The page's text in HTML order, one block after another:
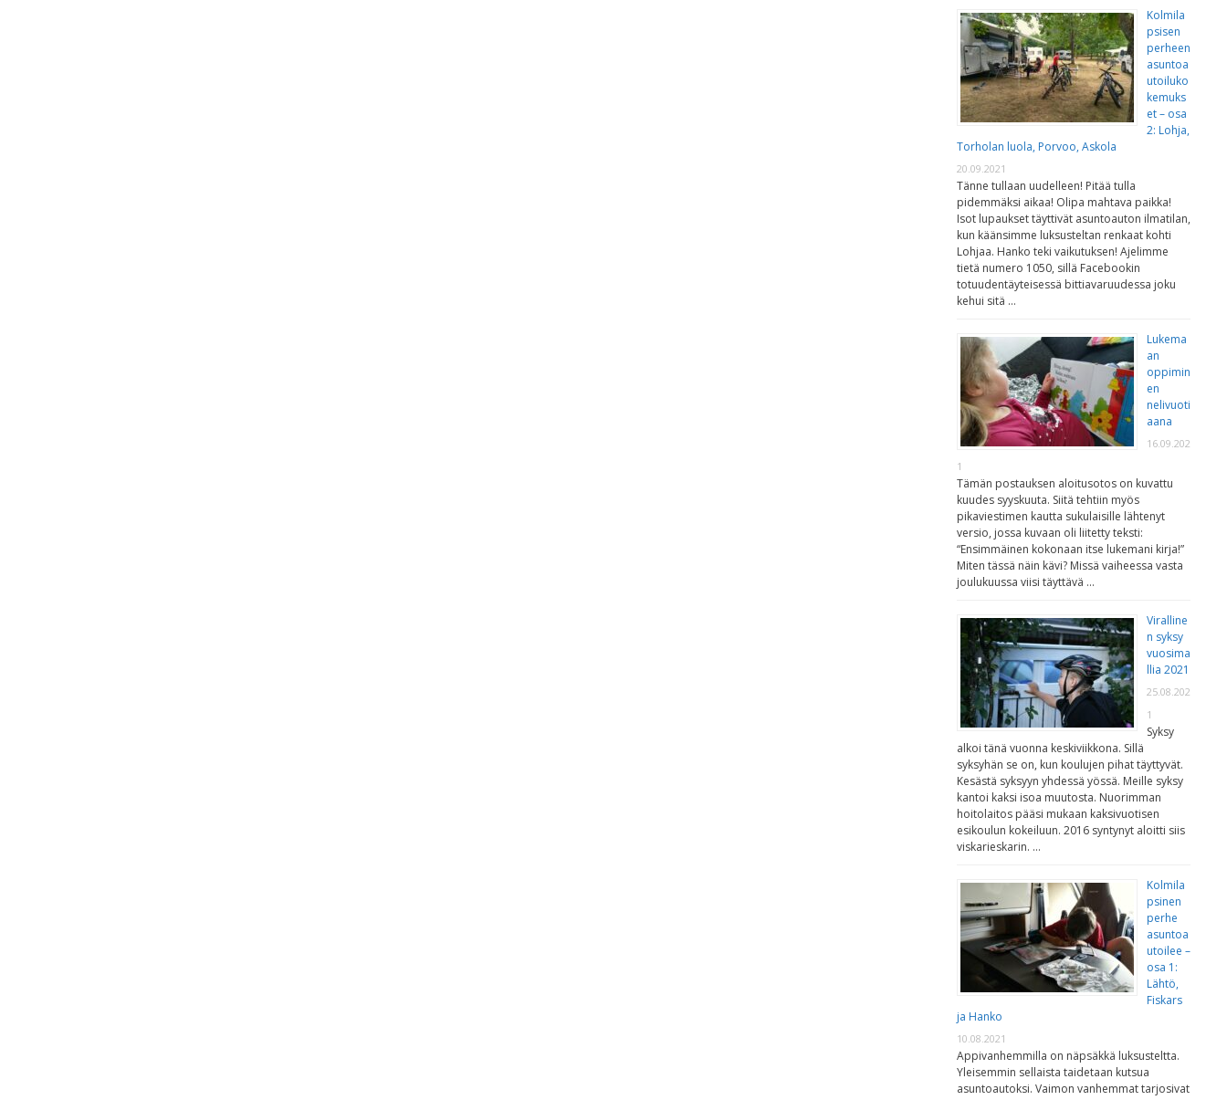
Kolmila
psisen
perheen
asuntoa
utoiluko
kemuks
et – osa
2: Lohja,
Torholan luola, Porvoo, Askola
20.09.2021
Tänne tullaan uudelleen! Pitää tulla
pidemmäksi aikaa! Olipa mahtava paikka!
Isot lupaukset täyttivät asuntoauton ilmatilan,
kun käänsimme luksusteltan renkaat kohti
Lohjaa. Hanko teki vaikutuksen! Ajelimme
tietä numero 1050, sillä Facebookin
totuudentäyteisessä bittiavaruudessa joku
kehui sitä …
Lukema
an
oppimin
en
nelivuoti
aana
16.09.202
1
Tämän postauksen aloitusotos on kuvattu
kuudes syyskuuta. Siitä tehtiin myös
pikaviestimen kautta sukulaisille lähtenyt
versio, jossa kuvaan oli liitetty teksti:
“Ensimmäinen kokonaan itse lukemani kirja!”
Miten tässä näin kävi? Missä vaiheessa vasta
joulukuussa viisi täyttävä …
Viralline
n syksy
vuosima
llia 2021
25.08.202
1
Syksy
alkoi tänä vuonna keskiviikkona. Sillä
syksyhän se on, kun koulujen pihat täyttyvät.
Kesästä syksyyn yhdessä yössä. Meille syksy
kantoi kaksi isoa muutosta. Nuorimman
hoitolaitos pääsi mukaan kaksivuotisen
esikoulun kokeiluun. 2016 syntynyt aloitti siis
viskarieskarin. …
Kolmila
psinen
perhe
asuntoa
utoilee –
osa 1:
Lähtö,
Fiskars
ja Hanko
10.08.2021
Appivanhemmilla on näpsäkkä luksusteltta.
Yleisemmin sellaista taidetaan kutsua
asuntoautoksi. Vaimon vanhemmat tarjosivat